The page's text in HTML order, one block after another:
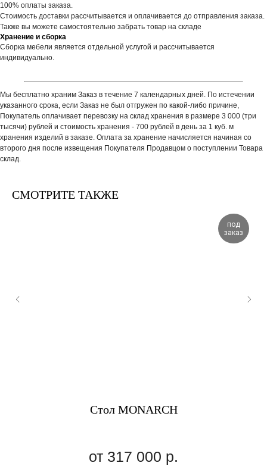
100% оплаты заказа.
Стоимость доставки рассчитывается и оплачивается до отправления заказа.
Также вы можете самостоятельно забрать товар на складе
Хранение и сборка
Сборка мебели является отдельной услугой и рассчитывается
индивидуально.
Мы бесплатно храним Заказ в течение 7 календарных дней. По истечении
указанного срока, если Заказ не был отгружен по какой-либо причине,
Покупатель оплачивает перевозку на склад хранения в размере 3 000 (три
тысячи) рублей и стоимость хранения - 700 рублей в день за 1 куб. м
хранения изделий в заказе. Оплата за хранение начисляется начиная со
второго дня после извещения Покупателя Продавцом о поступлении Товара
склад.
СМОТРИТЕ ТАКЖЕ
под
заказ
Стол MONARCH
317 000 р.